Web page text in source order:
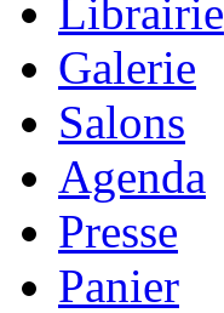
Librairie
Galerie
Salons
Agenda
Presse
Panier